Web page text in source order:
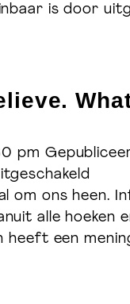
meer
is door
pm
What
to
om ons heen.
alle hoeken
heeft een